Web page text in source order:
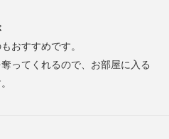
おすすめです。
ってくれるので、お部屋に入る